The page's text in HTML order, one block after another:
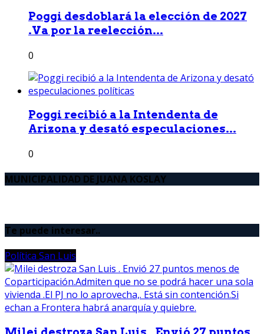
Poggi desdoblará la elección de 2027
.Va por la reelección...
0
Poggi recibió a la Intendenta de
Arizona y desató especulaciones...
0
MUNICIPALIDAD DE JUANA KOSLAY
Te puede interesar..
Política San Luis